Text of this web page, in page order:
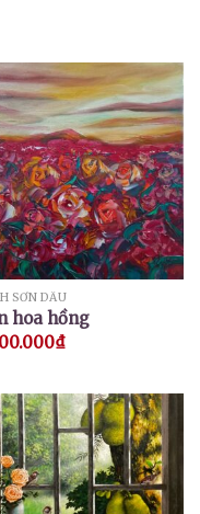
SƠN DẦU
hoa hồng
₫